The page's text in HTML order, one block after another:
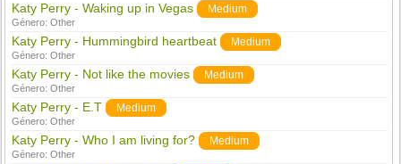
Katy Perry - Waking up in Vegas Medium
Género:Other
Katy Perry - Hummingbird heartbeat Medium
Género:Other
Katy Perry - Not like the movies Medium
Género:Other
Katy Perry - E.T Medium
Género:Other
Katy Perry - Who I am living for? Medium
Género:Other